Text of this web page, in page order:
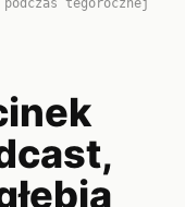
tegorocznej